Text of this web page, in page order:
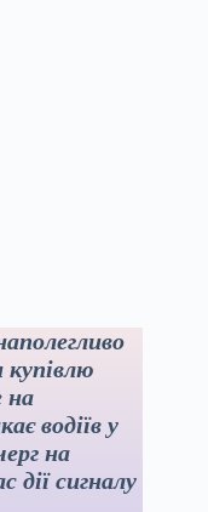
купівлю
на
водіїв у
на
дії сигналу